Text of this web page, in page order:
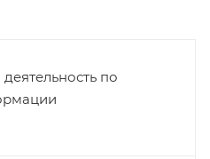
по